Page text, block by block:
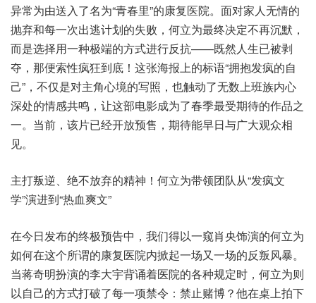
异常为由送入了名为“青春里”的康复医院。面对家人无情的
抛弃和每一次出逃计划的失败，何立为最终决定不再沉默，
而是选择用一种极端的方式进行反抗——既然人生已被剥
夺，那便索性疯狂到底！这张海报上的标语“拥抱发疯的自
己”，不仅是对主角心境的写照，也触动了无数上班族内心
深处的情感共鸣，让这部电影成为了春季最受期待的作品之
一。当前，该片已经开放预售，期待能早日与广大观众相
见。
主打叛逆、绝不放弃的精神！何立为带领团队从“发疯文
学”演进到“热血爽文”
在今日发布的终极预告中，我们得以一窥肖央饰演的何立为
如何在这个所谓的康复医院内掀起一场又一场的反叛风暴。
当蒋奇明扮演的李大宇背诵着医院的各种规定时，何立为则
以自己的方式打破了每一项禁令：禁止赌博？他在桌上拍下